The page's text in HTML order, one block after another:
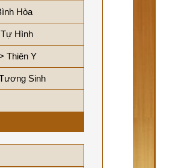
Hòa
Hình
Thiên Y
Sinh